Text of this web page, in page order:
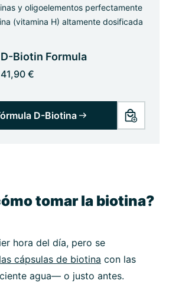
y oligoelementos perfectamente
(vitamina H) altamente dosificada
D-Biotin Formula
41,90 €
D-Biotina
tomar la biotina?
hora del día, pero se
las cápsulas de biotina con las
agua— o justo antes.